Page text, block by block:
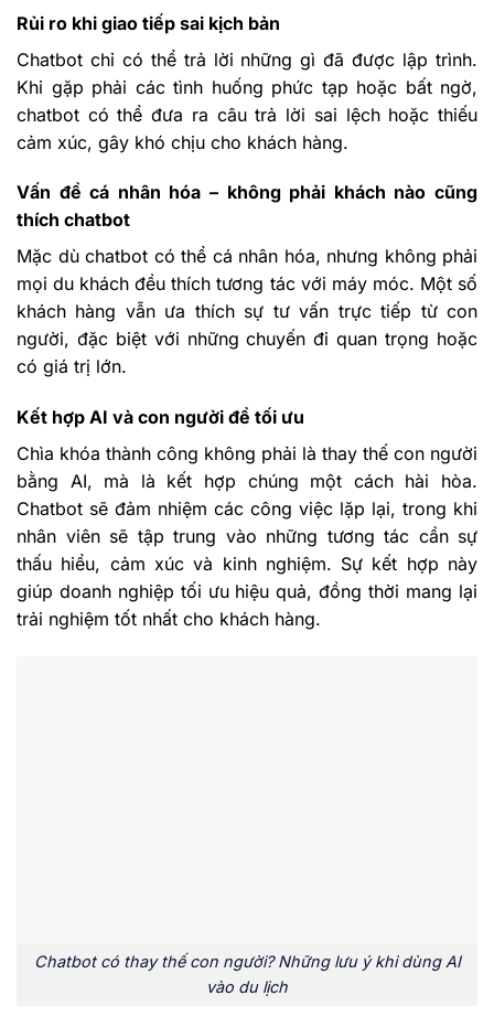
Rủi ro khi giao tiếp sai kịch bản
Chatbot chỉ có thể trả lời những gì đã được lập trình.
Khi gặp phải các tình huống phức tạp hoặc bất ngờ,
chatbot có thể đưa ra câu trả lời sai lệch hoặc thiếu
cảm xúc, gây khó chịu cho khách hàng.
Vấn đề cá nhân hóa – không phải khách nào cũng
thích chatbot
Mặc dù chatbot có thể cá nhân hóa, nhưng không phải
mọi du khách đều thích tương tác với máy móc. Một số
khách hàng vẫn ưa thích sự tư vấn trực tiếp từ con
người, đặc biệt với những chuyến đi quan trọng hoặc
có giá trị lớn.
Kết hợp AI và con người để tối ưu
Chìa khóa thành công không phải là thay thế con người
bằng AI, mà là kết hợp chúng một cách hài hòa.
Chatbot sẽ đảm nhiệm các công việc lặp lại, trong khi
nhân viên sẽ tập trung vào những tương tác cần sự
thấu hiểu, cảm xúc và kinh nghiệm. Sự kết hợp này
giúp doanh nghiệp tối ưu hiệu quả, đồng thời mang lại
trải nghiệm tốt nhất cho khách hàng.
Chatbot có thay thế con người? Những lưu ý khi dùng AI
vào du lịch